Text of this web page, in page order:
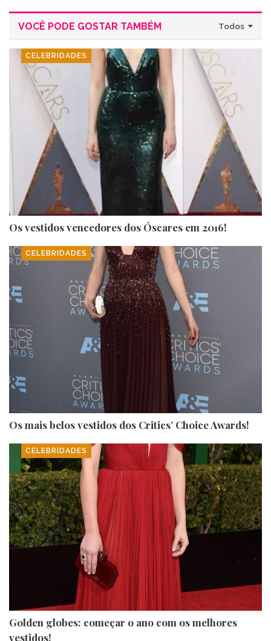
Todos
VOCÊ PODE GOSTAR TAMBÉM
CELEBRIDADES
Os vestidos vencedores dos Óscares em 2016!
CELEBRIDADES
Os mais belos vestidos dos Critics’ Choice Awards!
CELEBRIDADES
Golden globes: começar o ano com os melhores
vestidos!